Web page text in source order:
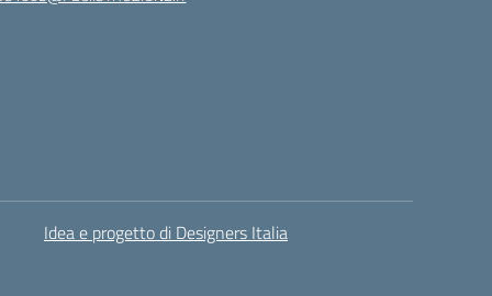
Idea e progetto di Designers Italia